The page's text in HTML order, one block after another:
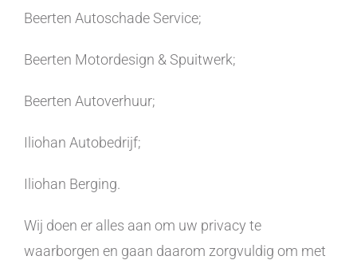
Beerten Autoschade Service;
Beerten Motordesign & Spuitwerk;
Beerten Autoverhuur;
Iliohan Autobedrijf;
Iliohan Berging.
Wij doen er alles aan om uw privacy te
waarborgen en gaan daarom zorgvuldig om met